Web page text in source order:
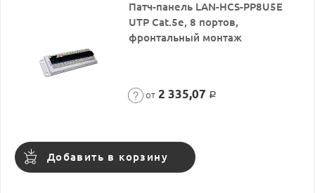
Патч-панель LAN-HCS-PP8U5E
UTP Cat.5e, 8 портов,
фронтальный монтаж
от 2 335,07 Р
Добавить в корзину